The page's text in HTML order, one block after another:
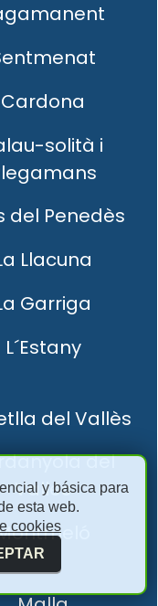
Cardona
solità i
del Penedès
Llacuna
Garriga
L´Estany
del Vallès
del
Vallès
y básica para
esta web.
cookies